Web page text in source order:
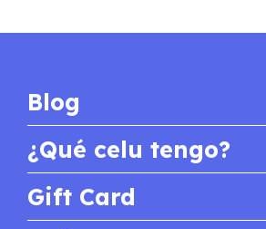
Blog
¿Qué celu tengo?
Gift Card